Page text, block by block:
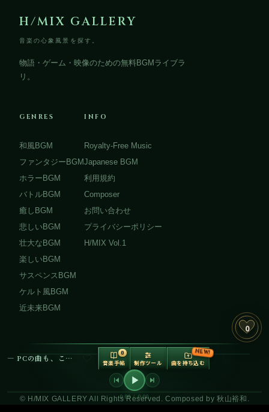
H/MIX GALLERY
音楽の心象風景を探す。
物語・ゲーム・映像のための無料BGMライブラ
リ。
GENRES
和風BGM
ファンタジーBGM
ホラーBGM
バトルBGM
癒しBGM
悲しいBGM
壮大なBGM
楽しいBGM
サスペンスBGM
ケルト風BGM
近未来BGM
INFO
Royalty-Free Music
Japanese BGM
利用規約
Composer
お問い合わせ
プライバシーポリシー
H/MIX Vol.1
© H/MIX GALLERY All Rights Reserved. Composed by 秋山裕和.
音の調理場
クス V2
— PCの曲も、ここで再生できます —
0:00 / 0:00
音楽手帖
0
制作ツール
NEW!
曲を持ち込む
0